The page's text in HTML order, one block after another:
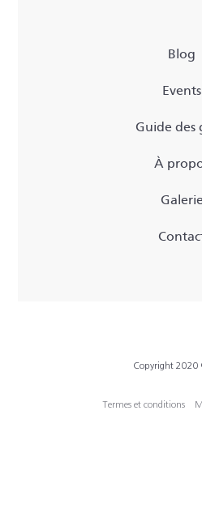
Blog
Events
Guide des
À
Galerie
Copyright 2020
Termes et conditions